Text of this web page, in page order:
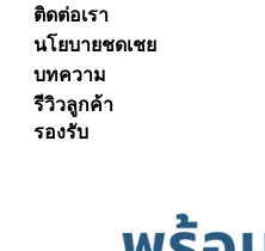
ติดต่อเรา
นโยบายชดเชย
บทความ
รีวิวลูกค้า
รองรับ